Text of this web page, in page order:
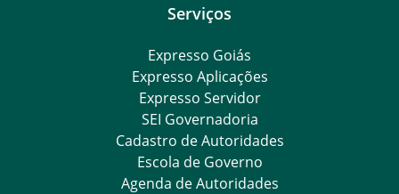
Serviços
Expresso Goiás
Expresso Aplicações
Expresso Servidor
SEI Governadoria
Cadastro de Autoridades
Escola de Governo
Agenda de Autoridades